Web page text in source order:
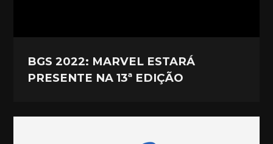
BGS 2022: MARVEL ESTARÁ
PRESENTE NA 13ª EDIÇÃO